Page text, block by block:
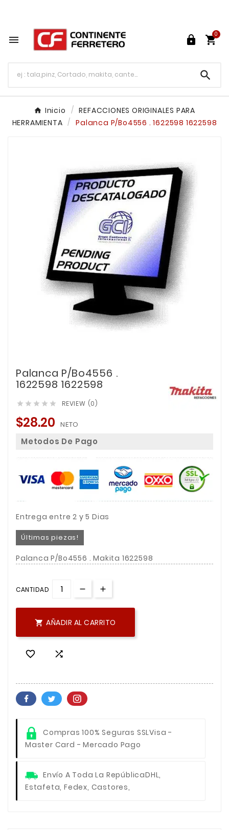
  
0

Inicio
REFACCIONES ORIGINALES PARA
HERRAMIENTA
Palanca P/Bo4556 . 1622598 1622598
Palanca P/Bo4556 .
1622598 1622598
     REVIEW (0)
$28.20 NETO
Metodos De Pago
Entrega entre 2 y 5 Dias
Últimas piezas!
Palanca P/Bo4556 . Makita 1622598
CANTIDAD
 AÑADIR AL CARRITO
 
Compras 100% Seguras SSLVisa -
Master Card - Mercado Pago
Envío A Toda La RepúblicaDHL,
Estafeta, Fedex, Castores,